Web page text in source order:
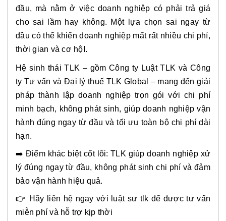
đầu, mà nằm ở việc doanh nghiệp có phải trả giá
cho sai lầm hay không. Một lựa chọn sai ngay từ
đầu có thể khiến doanh nghiệp mất rất nhiều chi phí,
thời gian và cơ hộI.
Hệ sinh thái TLK – gồm Công ty Luật TLK và Công
ty Tư vấn và Đại lý thuế TLK Global – mang đến giải
pháp thành lập doanh nghiệp trọn gói với chi phí
minh bạch, không phát sinh, giúp doanh nghiệp vận
hành đúng ngay từ đầu và tối ưu toàn bộ chi phí dài
hạn.
➡️ Điểm khác biệt cốt lõi: TLK giúp doanh nghiệp xử
lý đúng ngay từ đầu, không phát sinh chi phí và đảm
bảo vận hành hiệu quả.
👉 Hãy liên hệ ngay với luật sư tlk để được tư vấn
miễn phí và hỗ trợ kịp thời